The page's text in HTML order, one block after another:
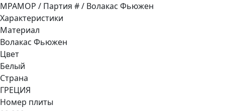
МРАМОР / Партия # / Волакас Фьюжен
Характеристики
Материал
Волакас Фьюжен
Цвет
Белый
Страна
ГРЕЦИЯ
Номер плиты